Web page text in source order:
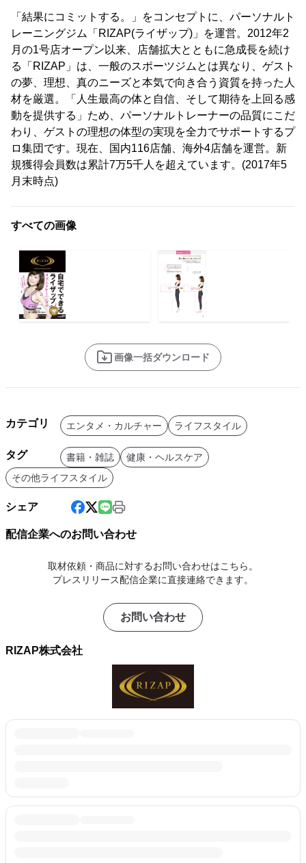
「結果にコミットする。」をコンセプトに、パーソナルト
レーニングジム「RIZAP(ライザップ)」を運営。2012年2
月の1号店オープン以来、店舗拡大とともに急成長を続け
る「RIZAP」は、一般のスポーツジムとは異なり、ゲスト
の夢、理想、真のニーズと本気で向き合う資質を持った人
材を厳選。「人生最高の体と自信、そして期待を上回る感
動を提供する」ため、パーソナルトレーナーの品質にこだ
わり、ゲストの理想の体型の実現を全力でサポートするプ
ロ集団です。現在、国内116店舗、海外4店舗を運営。新
規獲得会員数は累計7万5千人を超えています。(2017年5
月末時点)
すべての画像
画像一括ダウンロード
カテゴリ エンタメ・カルチャー ライフスタイル
タグ 書籍・雑誌
健康・ヘルスケア
その他ライフスタイル
シェア
配信企業へのお問い合わせ
取材依頼・商品に対するお問い合わせはこちら。
プレスリリース配信企業に直接連絡できます。
お問い合わせ
RIZAP株式会社